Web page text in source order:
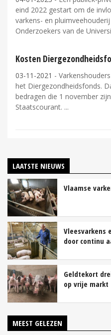
eind 2022 gestart om de
varkens- en
Onderzoekers van de
Kosten
03-11-2021 -
het Diergezondheidsfonds.
bedragen die 1 november
Staatscourant.
LAATSTE NIEUWS
Vlaamse
Vleesvarkens
door continu
Geldtekort
op vrije markt
MEEST GELEZEN